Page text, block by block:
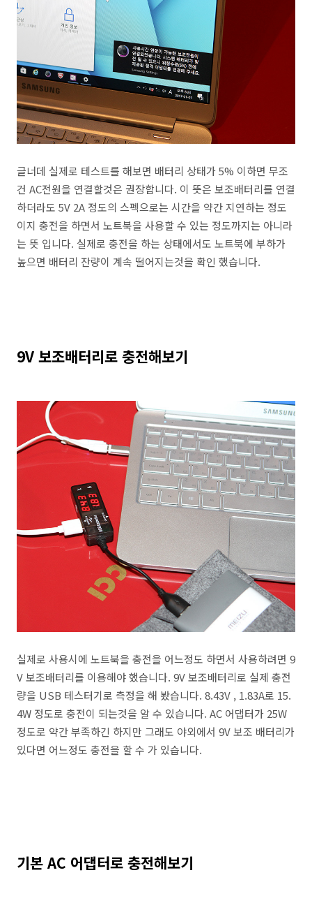
글너데 실제로 테스트를 해보면 배터리 상태가 5% 이하면 무조
건 AC전원을 연결할것은 권장합니다. 이 뜻은 보조배터리를 연결
하더라도 5V 2A 정도의 스펙으로는 시간을 약간 지연하는 정도
이지 충전을 하면서 노트북을 사용할 수 있는 정도까지는 아니라
는 뜻 입니다. 실제로 충전을 하는 상태에서도 노트북에 부하가
높으면 배터리 잔량이 계속 떨어지는것을 확인 했습니다.
9V 보조배터리로 충전해보기
실제로 사용시에 노트북을 충전을 어느정도 하면서 사용하려면 9
V 보조배터리를 이용해야 했습니다. 9V 보조배터리로 실제 충전
량을 USB 테스터기로 측정을 해 봤습니다. 8.43V , 1.83A로 15.
4W 정도로 충전이 되는것을 알 수 있습니다. AC 어댑터가 25W
정도로 약간 부족하긴 하지만 그래도 야외에서 9V 보조 배터리가
있다면 어느정도 충전을 할 수 가 있습니다.
기본 AC 어댑터로 충전해보기